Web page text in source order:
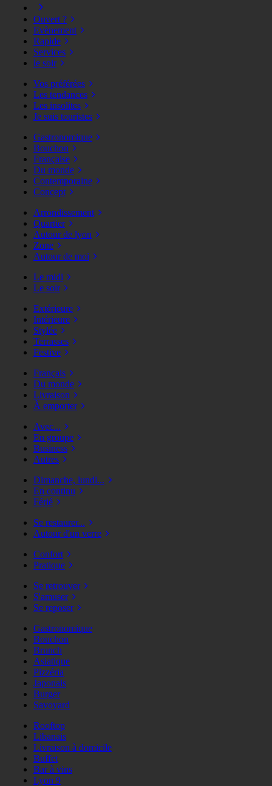
Ouvert ?
Evènement
Rapide
Services
le soir
Vos préférées
Les tendances
Les insolites
Je suis touristes
Gastronomique
Bouchon
Française
Du monde
Contemporaine
Concept
Arrondissement
Quartier
Autour de lyon
Zone
Autour de moi
Le midi
Le soir
Extérieure
Intérieure
Stylée
Terrasses
Festive
Français
Du monde
Livraison
À emporter
Avec...
En groupe
Business
Autres
Dimanche, lundi...
En continu
Férié
Se restaurer...
Autour d'un verre
Confort
Pratique
Se retrouver
S'amuser
Se reposer
Gastronomique
Bouchon
Brunch
Asiatique
Pizzéria
Japonais
Burger
Savoyard
Rooftop
Libanais
Livraison à domicile
Buffet
Bar à vins
Lyon 9